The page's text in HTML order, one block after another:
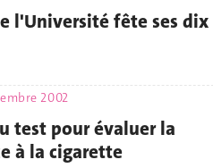
l'Université fête ses dix
2002
test pour évaluer la
à la cigarette